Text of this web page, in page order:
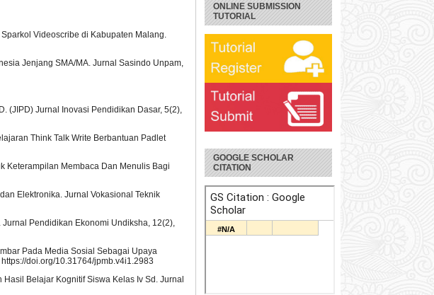
ONLINE SUBMISSION
TUTORIAL
GOOGLE SCHOLAR
CITATION
Videoscribe di Kabupaten Malang.
Jenjang SMA/MA. Jurnal Sasindo Unpam,
(JIPD) Jurnal Inovasi Pendidikan Dasar, 5(2),
Think Talk Write Berbantuan Padlet
Keterampilan Membaca Dan Menulis Bagi
Elektronika. Jurnal Vokasional Teknik
Pendidikan Ekonomi Undiksha, 12(2),
Pada Media Sosial Sebagai Upaya
doi.org/10.31764/jpmb.v4i1.2983
Belajar Kognitif Siswa Kelas Iv Sd. Jurnal